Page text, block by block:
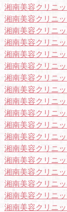
湘南美容クリニ
湘南美容クリニ
湘南美容クリニ
湘南美容クリニ
湘南美容クリニ
湘南美容クリニッ
湘南美容クリニ
湘南美容クリニ
湘南美容クリニ
湘南美容クリニ
湘南美容クリニ
湘南美容クリニ
湘南美容クリニ
湘南美容クリニ
湘南美容クリニ
湘南美容クリニ
湘南美容クリニ
湘南美容クリニ